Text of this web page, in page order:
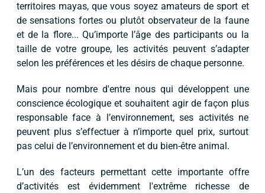
territoires mayas, que vous soyez amateurs de sport et
de sensations fortes ou plutôt observateur de la faune
et de la flore... Qu’importe l’âge des participants ou la
taille de votre groupe, les activités peuvent s’adapter
selon les préférences et les désirs de chaque personne.
Mais pour nombre d'entre nous qui développent une
conscience écologique et souhaitent agir de façon plus
responsable face à l’environnement, ses activités ne
peuvent plus s’effectuer à n’importe quel prix, surtout
pas celui de l’environnement et du bien-être animal.
L’un des facteurs permettant cette importante offre
d’activités est évidemment l'extrême richesse de